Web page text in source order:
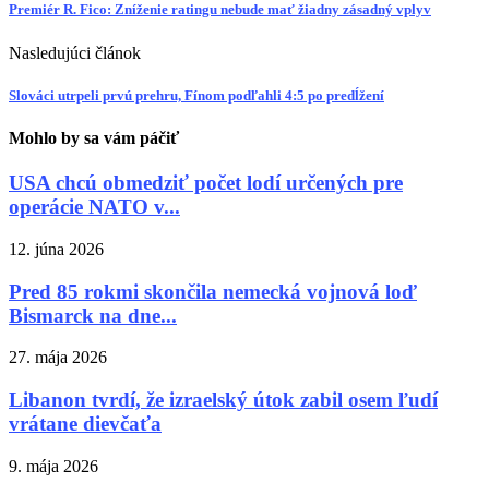
Premiér R. Fico: Zníženie ratingu nebude mať žiadny zásadný vplyv
Nasledujúci článok
Slováci utrpeli prvú prehru, Fínom podľahli 4:5 po predĺžení
Mohlo by sa vám páčiť
USA chcú obmedziť počet lodí určených pre
operácie NATO v...
12. júna 2026
Pred 85 rokmi skončila nemecká vojnová loď
Bismarck na dne...
27. mája 2026
Libanon tvrdí, že izraelský útok zabil osem ľudí
vrátane dievčaťa
9. mája 2026